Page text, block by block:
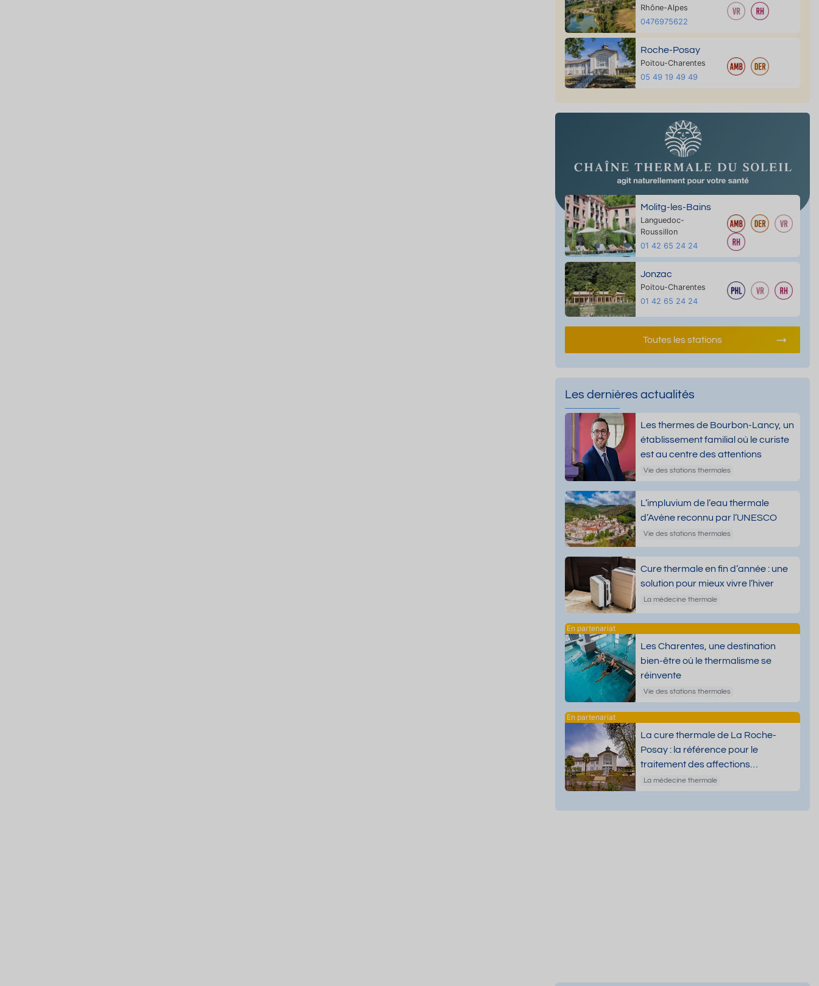
Rhône-Alpes
0476975622
Roche-Posay
Poitou-Charentes
05 49 19 49 49
Molitg-les-Bains
Languedoc-
Roussillon
01 42 65 24 24
Jonzac
Poitou-Charentes
01 42 65 24 24
Toutes les stations
Les dernières actualités
Les thermes de Bourbon-Lancy, un
établissement familial où le curiste
est au centre des attentions
Vie des stations thermales
L’impluvium de l’eau thermale
d’Avène reconnu par l’UNESCO
Vie des stations thermales
Cure thermale en fin d’année : une
solution pour mieux vivre l’hiver
La médecine thermale
Les Charentes, une destination
bien-être où le thermalisme se
réinvente
Vie des stations thermales
La cure thermale de La Roche-
Posay : la référence pour le
traitement des affections
dermatologiques
La médecine thermale